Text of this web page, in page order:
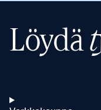
Löydä